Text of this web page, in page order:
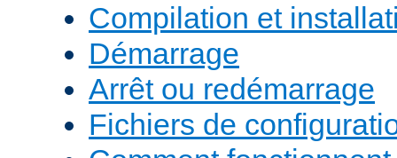
Compilation et
Démarrage
Arrêt ou redémarrage
Fichiers de